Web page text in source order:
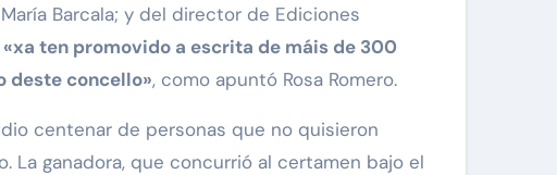
Barcala; y del director de Ediciones
«xa ten promovido a escrita de máis de 300
deste concello», como apuntó Rosa Romero.
centenar de personas que no quisieron
La ganadora, que concurrió al certamen bajo el